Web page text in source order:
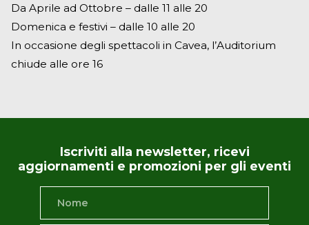
Da Aprile ad Ottobre – dalle 11 alle 20
Domenica e festivi – dalle 10 alle 20
In occasione degli spettacoli in Cavea, l’Auditorium
chiude alle ore 16
Iscriviti alla newsletter, ricevi
aggiornamenti e promozioni per gli eventi